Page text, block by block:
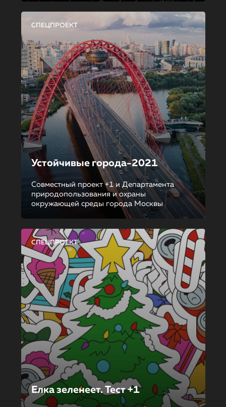
СПЕЦПРОЕКТ
Устойчивые города-2021
Совместный проект +1 и Департамента
природопользования и охраны
окружающей среды города Москвы
СПЕЦПРОЕКТ
Елка зеленеет. Тест +1